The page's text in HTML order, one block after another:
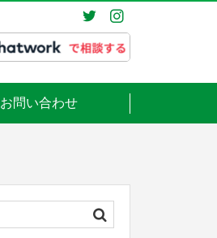
お問い合わせ